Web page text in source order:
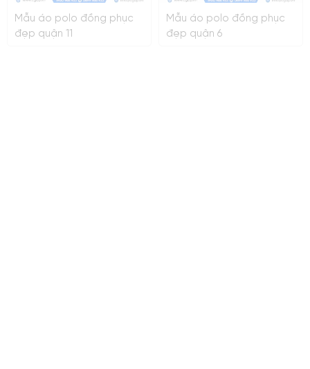
Mẫu áo polo đồng phục
đẹp quận 11
Mẫu áo polo đồng phục
đẹp quận 6